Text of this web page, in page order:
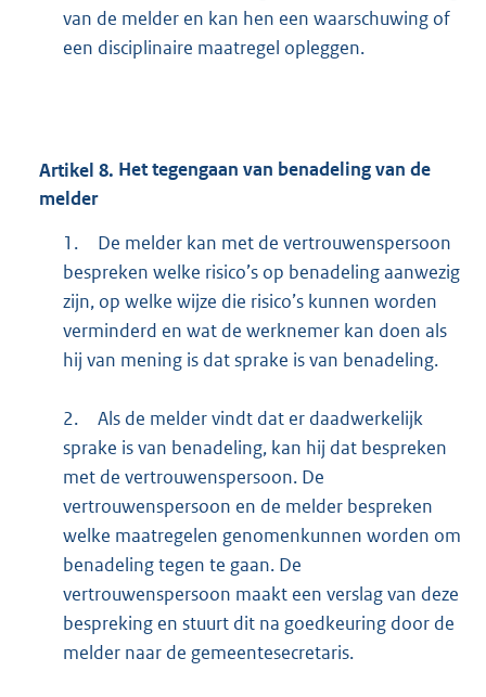
van de melder en kan hen een waarschuwing of
een disciplinaire maatregel opleggen.
Artikel 8. Het tegengaan van benadeling van de
melder
1.
De melder kan met de vertrouwenspersoon
bespreken welke risico’s op benadeling aanwezig
zijn, op welke wijze die risico’s kunnen worden
verminderd en wat de werknemer kan doen als
hij van mening is dat sprake is van benadeling.
2.
Als de melder vindt dat er daadwerkelijk
sprake is van benadeling, kan hij dat bespreken
met de vertrouwenspersoon. De
vertrouwenspersoon en de melder bespreken
welke maatregelen genomenkunnen worden om
benadeling tegen te gaan. De
vertrouwenspersoon maakt een verslag van deze
bespreking en stuurt dit na goedkeuring door de
melder naar de gemeentesecretaris.